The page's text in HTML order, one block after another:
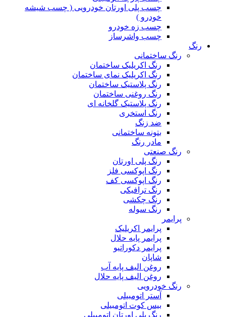
چسب پلی اورتان خودرویی ( چسب شیشه
خودرو )
چسب زه خودرو
چسب واشرساز
رنگ
رنگ ساختمانی
رنگ اکریلیک ساختمان
رنگ اکریلیک نمای ساختمان
رنگ پلاستیک ساختمان
رنگ روغنی ساختمان
رنگ پلاستیک گلخانه ای
رنگ استخری
ضد زنگ
بتونه ساختمانی
مادر رنگ
رنگ صنعتی
رنگ پلی اورتان
رنگ اپوکسی فلز
رنگ اپوکسی کف
رنگ ترافیکی
رنگ چکشی
رنگ سوله
پرایمر
پرایمر اکریلیک
پرایمر پایه حلال
پرایمر دکوراتیو
شاپان
روغن الیف پایه آب
روغن الیف پایه حلال
رنگ خودرویی
آستر اتومبیلی
بیس کوت اتومبیلی
رنگ پلی اورتان اتومبیلی